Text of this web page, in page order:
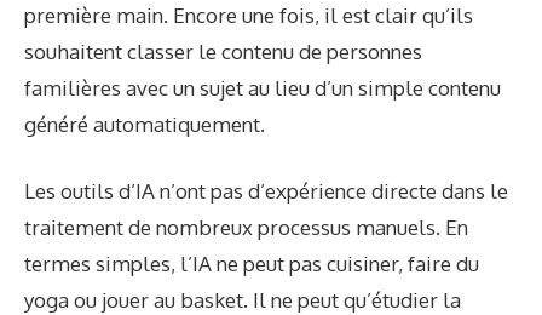
première main. Encore une fois, il est clair qu’ils
souhaitent classer le contenu de personnes
familières avec un sujet au lieu d’un simple contenu
généré automatiquement.
Les outils d’IA n’ont pas d’expérience directe dans le
traitement de nombreux processus manuels. En
termes simples, l’IA ne peut pas cuisiner, faire du
yoga ou jouer au basket. Il ne peut qu’étudier la